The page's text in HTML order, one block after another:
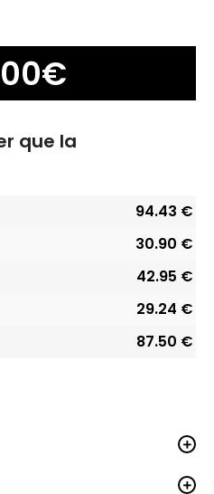
€
que la
94.43 €
30.90 €
42.95 €
29.24 €
87.50 €